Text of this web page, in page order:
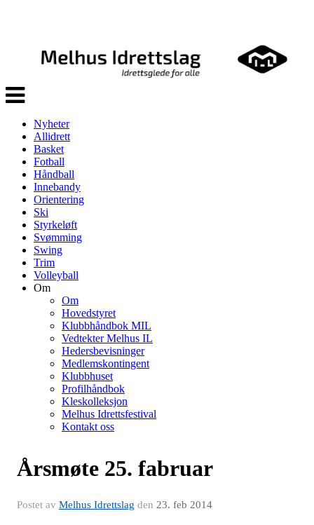
Veksle
navigasjon
Nyheter
Allidrett
Basket
Fotball
Håndball
Innebandy
Orientering
Ski
Styrkeløft
Svømming
Swing
Trim
Volleyball
Om
Om
Hovedstyret
Klubbhåndbok MIL
Vedtekter Melhus IL
Hedersbevisninger
Medlemskontingent
Klubbhuset
Profilhåndbok
Kleskolleksjon
Melhus Idrettsfestival
Kontakt oss
Årsmøte 25. fabruar
Postet av Melhus Idrettslag den 23. feb 2014